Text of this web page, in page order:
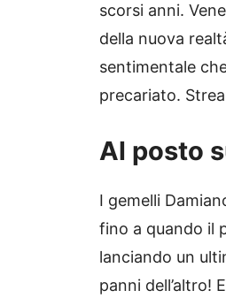
scorsi anni.
della nuova
sentimentale
precariato.
Al posto
I gemelli
fino a quando il
lanciando un
panni dell’altro!